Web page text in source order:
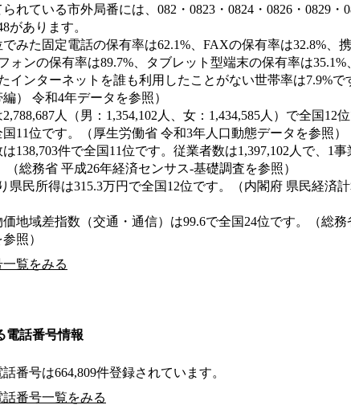
れている市外局番には、082・0823・0824・0826・0829・
があります。
みた固定電話の保有率は62.1%、FAXの保有率は32.8%、
ォンの保有率は89.7%、タブレット型端末の保有率は
インターネットを誰も利用したことがない世帯率は7.9%で
） 令和4年データを参照）
人（男：1,354,102人、女：1,434,585人）で全国12
国11位です。（厚生労働省 令和3年人口動態データを参照）
138,703件で全国11位です。従業者数は1,397,102人で、1
（総務省 平成26年経済センサス‐基礎調査を参照）
県民所得は315.3万円で全国12位です。（内閣府 県民経済
地域差指数（交通・通信）は99.6で全国24位です。（総
照）
覧をみる
電話番号情報
番号は664,809件登録されています。
番号一覧をみる